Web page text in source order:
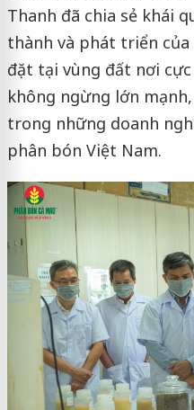
Thanh đã chia sẻ khái
thành và phát triển
đặt tại vùng đất nơi cực
không ngừng lớn
trong những doanh
phân bón Việt Nam.